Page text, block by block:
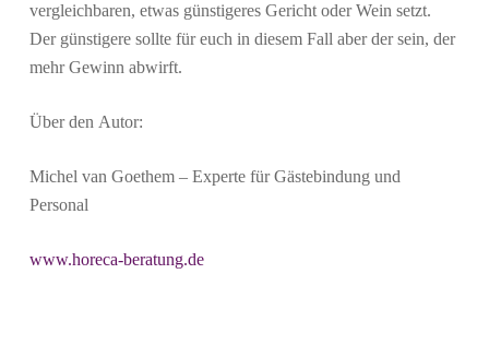
vergleichbaren, etwas günstigeres Gericht oder Wein setzt.
Der günstigere sollte für euch in diesem Fall aber der sein, der
mehr Gewinn abwirft.
Über den Autor:
Michel van Goethem – Experte für Gästebindung und
Personal
www.horeca-beratung.de